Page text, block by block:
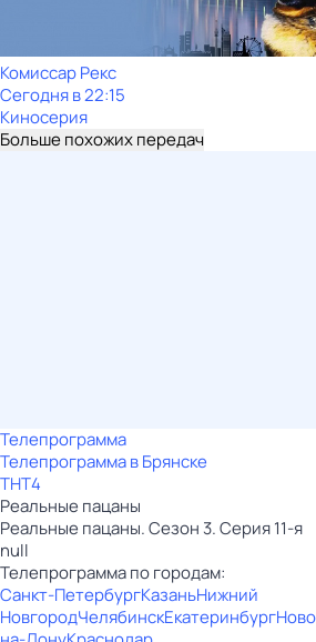
Комиссар Рекс
Сегодня в 22:15
Киносерия
Больше похожих передач
Телепрограмма
Телепрограмма в Брянске
ТНТ4
Реальные пацаны
Реальные пацаны. Сезон 3. Серия 11-я
null
Телепрограмма по городам:
Санкт-ПетербургКазаньНижний
НовгородЧелябинскЕкатеринбург